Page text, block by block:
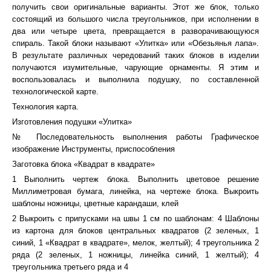
получить свои оригинальные варианты. Этот же блок, только
состоящий из большого числа треугольников, при исполнении в
два или четыре цвета, превращается в разворачивающуюся
спираль. Такой блоки называют «Улитка» или «Обезьянья лапа».
В результате различных чередований таких блоков в изделии
получаются изумительные, чарующие орнаменты. Я этим и
воспользовалась и выполнила подушку, по составленной
технологической карте.
Технология карта.
Изготовления подушки «Улитка»
№ Последовательность выполнения работы Графическое
изображение Инструменты, приспособления
Заготовка блока «Квадрат в квадрате»
1 Выполнить чертеж блока. Выполнить цветовое решение
Миллиметровая бумага, линейка, на чертеже блока. Выкроить
шаблоны ножницы, цветные карандаши, клей
2 Выкроить с припусками на швы 1 см по шаблонам: 4 Шаблоны
из картона для блоков центральных квадратов (2 зеленых, 1
синий, 1 «Квадрат в квадрате», мелок, желтый); 4 треугольника 2
ряда (2 зеленых, 1 ножницы, линейка синий, 1 желтый); 4
треугольника третьего ряда и 4